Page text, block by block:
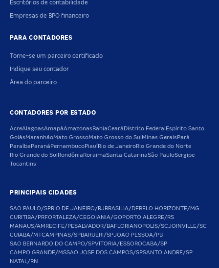
Escritórios de contabilidade
Empresas de BPO financeiro
PARA CONTADORES
Torne-se um parceiro certificado
Indique seu contador
Área do parceiro
CONTADORES POR ESTADO
AcreAlagoasAmapáAmazonas BahiaCeará Distrito Federal Espírito Santo
GoiásMaranhãoMato GrossoMato Grosso do Sul Minas Gerais Pará
Paraíba Paraná PernambucoPiauíRio de JaneiroRio Grande do Norte
Rio Grande do Sul Rondônia RoraimaSanta CatarinaSão PauloSergipe
Tocantins
PRINCIPAIS CIDADES
SAO PAULO/SPRIO DE JANEIRO/RJBRASILIA/DFBELO HORIZONTE/MG
CURITIBA/PRFORTALEZA/CEGOIANIA/GOPORTO ALEGRE/RS
MANAUS/AMRECIFE/PESALVADOR/BAFLORIANOPOLIS/SCJOINVILLE/SC
CUIABA/MTCAMPINAS/SPBARUERI/SPJOAO PESSOA/PB
SAO BERNARDO DO CAMPO/SPVITORIA/ESSOROCABA/SP
CAMPO GRANDE/MSSAO JOSE DOS CAMPOS/SPSANTO ANDRE/SP
NATAL/RN